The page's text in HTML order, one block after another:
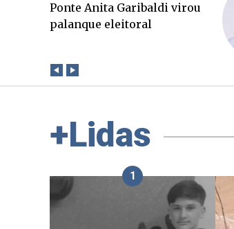
O Boato corre mais
que a verdade. Mas quem
+Lidas
1